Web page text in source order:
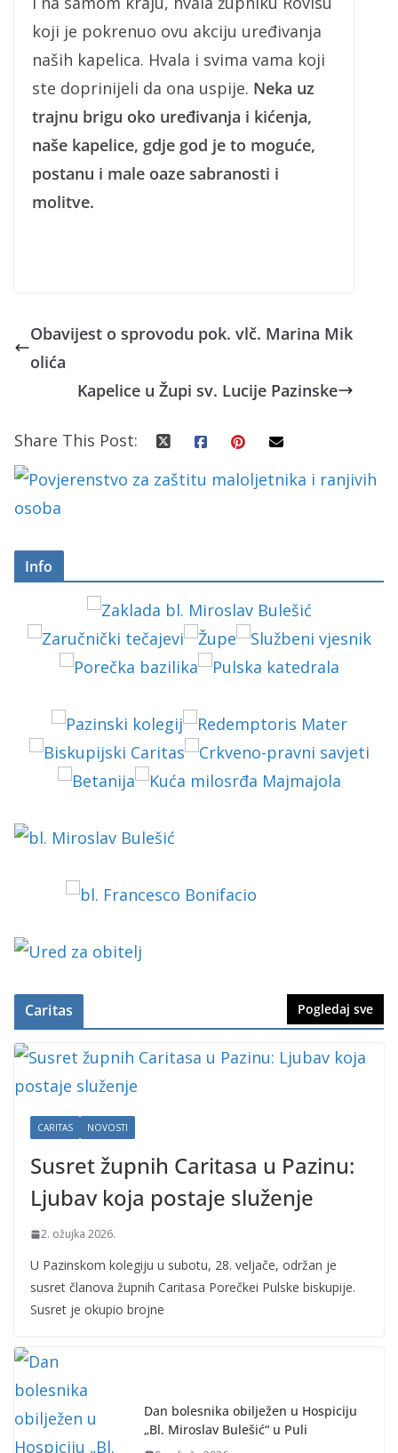
koji je pokrenuo ovu akciju uređivanja
naših kapelica. Hvala i svima vama koji
ste doprinijeli da ona uspije. Neka uz
trajnu brigu oko uređivanja i kićenja,
naše kapelice, gdje god je to moguće,
postanu i male oaze sabranosti i
molitve.
Obavijest o sprovodu pok. vlč. Marina Mik
olića
Kapelice u Župi sv. Lucije Pazinske
Share This Post:
Info
Caritas Pogledaj sve
CARITAS NOVOSTI
Susret župnih Caritasa u Pazinu:
Ljubav koja postaje služenje
2. ožujka 2026.
U Pazinskom kolegiju u subotu, 28. veljače, održan je
susret članova župnih Caritasa Porečkei Pulske biskupije.
Susret je okupio brojne
Dan bolesnika obilježen u Hospiciju
„Bl. Miroslav Bulešić“ u Puli